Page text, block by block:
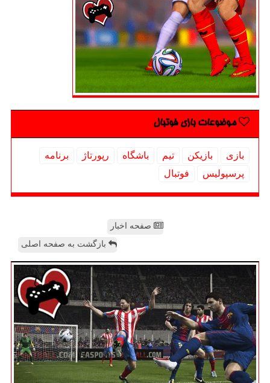
موضوعات بازی فوتبال
بازی بازیكن تیم باشگاه رپورتاژ
برنامه
پرسپولیس
فوتبال
صفحه اخبار
بازگشت به صفحه اصلی